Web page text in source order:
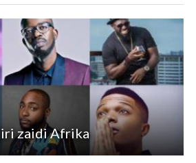
zaidi Afrika